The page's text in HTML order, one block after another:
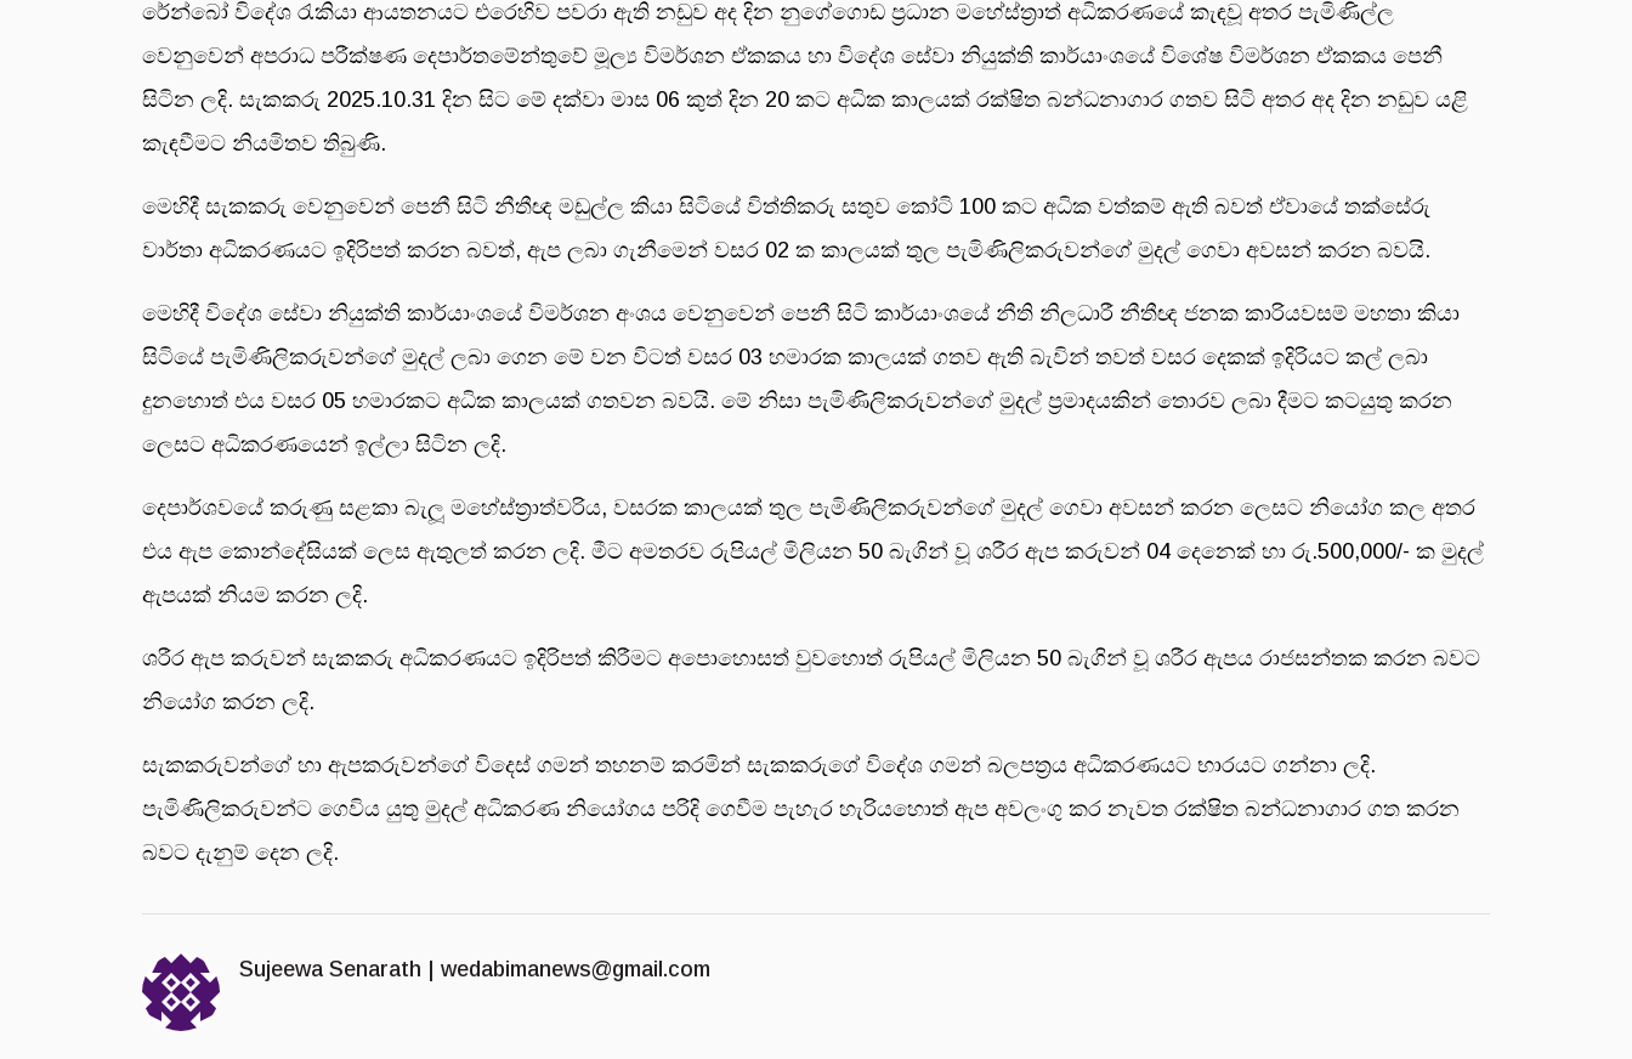
රේන්බෝ විදේශ රැකියා ආයතනයට එරෙහිව පවරා ඇති නඩුව අද දින නුගේගොඩ ප්‍රධාන මහේස්ත්‍රාත් අධිකරණයේ කැඳවූ අතර පැමිණිල්ල
වෙනුවෙන් අපරාධ පරීක්ෂණ දෙපාර්තමේන්තුවේ මූල්‍ය විමර්ශන ඒකකය හා විදේශ සේවා නියුක්ති කාර්යාංශයේ විශේෂ විමර්ශන ඒකකය පෙනී
සිටින ලදි. සැකකරු 2025.10.31 දින සිට මේ දක්වා මාස 06 කුත් දින 20 කට අධික කාලයක් රක්ෂිත බන්ධනාගාර ගතව සිටි අතර අද දින නඩුව යළි
කැඳවීමට නියමිතව තිබුණි.
මෙහිදී සැකකරු වෙනුවෙන් පෙනී සිටි නීතීඥ මඩුල්ල කියා සිටියේ විත්තිකරු සතුව කෝටි 100 කට අධික වත්කම් ඇති බවත් ඒවායේ තක්සේරු
වාර්තා අධිකරණයට ඉදිරිපත් කරන බවත්, ඇප ලබා ගැනීමෙන් වසර 02 ක කාලයක් තුල පැමිණිලිකරුවන්ගේ මුදල් ගෙවා අවසන් කරන බවයි.
මෙහිදී විදේශ සේවා නියුක්ති කාර්යාංශයේ විමර්ශන අංශය වෙනුවෙන් පෙනී සිටි කාර්යාංශයේ නීති නිලධාරී නීතීඥ ජනක කාරියවසම් මහතා කියා
සිටියේ පැමිණිලිකරුවන්ගේ මුදල් ලබා ගෙන මේ වන විටත් වසර 03 හමාරක කාලයක් ගතව ඇති බැවින් තවත් වසර දෙකක් ඉදිරියට කල් ලබා
දුනහොත් එය වසර 05 හමාරකට අධික කාලයක් ගතවන බවයි. මේ නිසා පැමිණිලිකරුවන්ගේ මුදල් ප්‍රමාදයකින් තොරව ලබා දීමට කටයුතු කරන
ලෙසට අධිකරණයෙන් ඉල්ලා සිටින ලදි.
දෙපාර්ශවයේ කරුණු සළකා බැලූ මහේස්ත්‍රාත්වරිය, වසරක කාලයක් තුල පැමිණිලිකරුවන්ගේ මුදල් ගෙවා අවසන් කරන ලෙසට නියෝග කල අතර
එය ඇප කොන්දේසියක් ලෙස ඇතුලත් කරන ලදි. මීට අමතරව රුපියල් මිලියන 50 බැගින් වූ ශරීර ඇප කරුවන් 04 දෙනෙක් හා රු.500,000/- ක මුදල්
ඇපයක් නියම කරන ලදි.
ශරීර ඇප කරුවන් සැකකරු අධිකරණයට ඉදිරිපත් කිරීමට අපොහොසත් වුවහොත් රුපියල් මිලියන 50 බැගින් වූ ශරීර ඇපය රාජසන්තක කරන බවට
නියෝග කරන ලදි.
සැකකරුවන්ගේ හා ඇපකරුවන්ගේ විදෙස් ගමන් තහනම් කරමින් සැකකරුගේ විදේශ ගමන් බලපත්‍රය අධිකරණයට භාරයට ගන්නා ලදි.
පැමිණිලිකරුවන්ට ගෙවිය යුතු මුදල් අධිකරණ නියෝගය පරිදි ගෙවීම පැහැර හැරියහොත් ඇප අවලංගු කර නැවත රක්ෂිත බන්ධනාගාර ගත කරන
බවට දැනුම් දෙන ලදි.
Sujeewa Senarath | wedabimanews@gmail.com